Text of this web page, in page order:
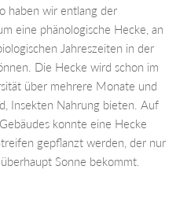
haben wir entlang der
eine phänologische Hecke, an
Jahreszeiten in der
Die Hecke wird schon im
über mehrere Monate und
Insekten Nahrung bieten. Auf
konnte eine Hecke
gepflanzt werden, der nur
Sonne bekommt.